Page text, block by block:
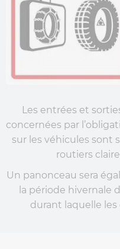
Les entrées et
concernées par
sur les véhicules sont
routiers
Un panonceau sera
la période hivernale
durant laquelle les